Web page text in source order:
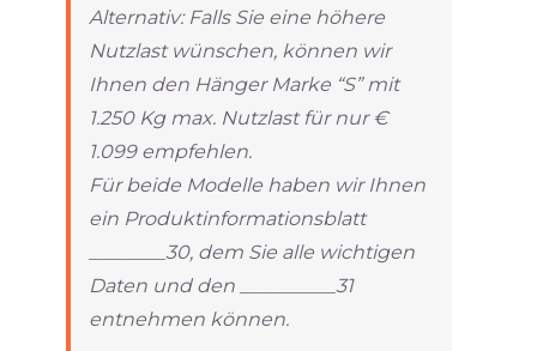
Alternativ: Falls Sie eine höhere
Nutzlast wünschen, können wir
Ihnen den Hänger Marke “S” mit
1.250 Kg max. Nutzlast für nur €
1.099 empfehlen.
Für beide Modelle haben wir Ihnen
ein Produktinformationsblatt
________30, dem Sie alle wichtigen
Daten und den __________31
entnehmen können.